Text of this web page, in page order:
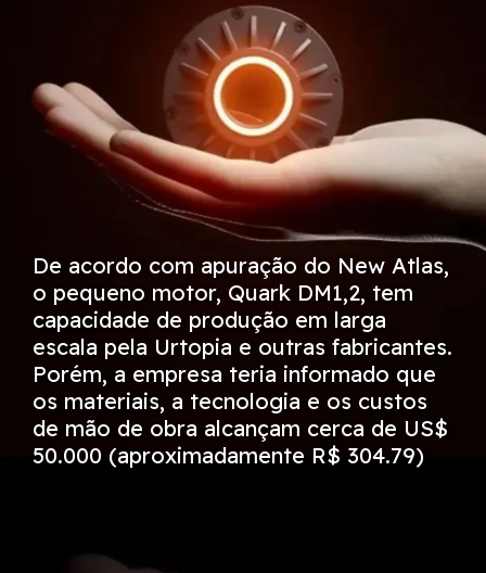
De acordo com apuração do New Atlas,
o pequeno motor, Quark DM1,2, tem
capacidade de produção em larga
escala pela Urtopia e outras fabricantes.
Porém, a empresa teria informado que
os materiais, a tecnologia e os custos
de mão de obra alcançam cerca de US$
50.000 (aproximadamente R$ 304.79)